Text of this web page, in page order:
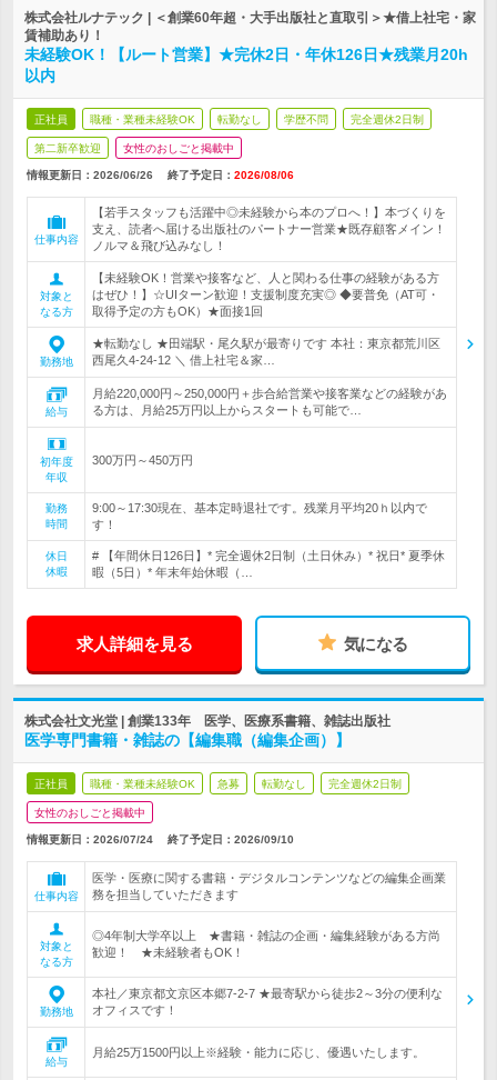
株式会社ルナテック | ＜創業60年超・大手出版社と直取引＞★借上社宅・家
賃補助あり！
未経験OK！【ルート営業】★完休2日・年休126日★残業月20h
以内
正社員 職種・業種未経験OK 転勤なし 学歴不問 完全週休2日制
第二新卒歓迎 女性のおしごと掲載中
情報更新日：2026/06/26 終了予定日： 2026/08/06
仕事内容
【若手スタッフも活躍中◎未経験から本のプロへ！】本づくりを
支え、読者へ届ける出版社のパートナー営業★既存顧客メイン！
ノルマ＆飛び込みなし！
対象と
なる方
【未経験OK！営業や接客など、人と関わる仕事の経験がある方
はぜひ！】☆UIターン歓迎！支援制度充実◎ ◆要普免（AT可・
取得予定の方もOK）★面接1回
勤務地
★転勤なし ★田端駅・尾久駅が最寄りです 本社：東京都荒川区
西尾久4-24-12 ＼ 借上社宅＆家…
給与
月給220,000円～250,000円＋歩合給営業や接客業などの経験があ
る方は、月給25万円以上からスタートも可能で…
初年度
年収
300万円～450万円
勤務
時間
9:00～17:30現在、基本定時退社です。残業月平均20ｈ以内で
す！
休日
休暇
# 【年間休日126日】* 完全週休2日制（土日休み）* 祝日* 夏季休
暇（5日）* 年末年始休暇（…
求人詳細を見る 気になる
株式会社文光堂 | 創業133年 医学、医療系書籍、雑誌出版社
医学専門書籍・雑誌の【編集職（編集企画）】
正社員 職種・業種未経験OK 急募 転勤なし 完全週休2日制
女性のおしごと掲載中
情報更新日：2026/07/24 終了予定日： 2026/09/10
仕事内容
医学・医療に関する書籍・デジタルコンテンツなどの編集企画業
務を担当していただきます
対象と
なる方
◎4年制大学卒以上 ★書籍・雑誌の企画・編集経験がある方尚
歓迎！ ★未経験者もOK！
勤務地
本社／東京都文京区本郷7-2-7 ★最寄駅から徒歩2～3分の便利な
オフィスです！
給与
月給25万1500円以上※経験・能力に応じ、優遇いたします。